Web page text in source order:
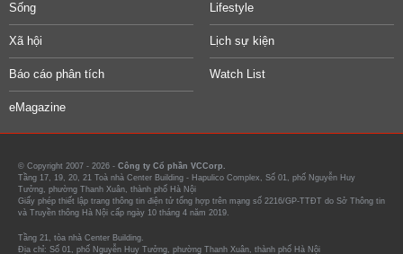
Sống Lifestyle
Xã hội Lịch sự kiện
Báo cáo phân tích Watch List
eMagazine
© Copyright 2007 - 2026 - Công ty Cổ phần VCCorp.
Tầng 17, 19, 20, 21 Toà nhà Center Building - Hapulico Complex, Số 01, phố Nguyễn Huy
Tưởng, phường Thanh Xuân, thành phố Hà Nội
Giấy phép thiết lập trang thông tin điện tử tổng hợp trên mạng số 2216/GP-TTĐT do Sở Thông tin
và Truyền thông Hà Nội cấp ngày 10 tháng 4 năm 2019.
Tầng 21, tòa nhà Center Building.
Địa chỉ: Số 01, phố Nguyễn Huy Tưởng, phường Thanh Xuân, thành phố Hà Nội